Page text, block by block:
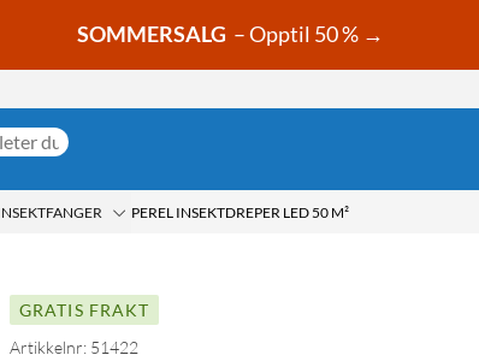
SOMMERSALG – Opptil 50 % →
PEREL INSEKTDREPER LED 50 M²
GRATIS FRAKT
Artikkelnr: 51422